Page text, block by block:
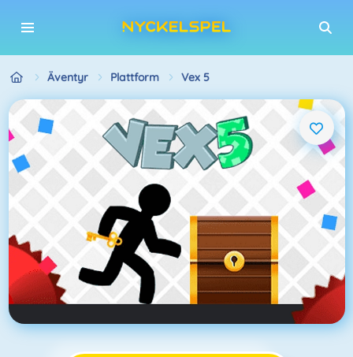
Äventyr Plattform Vex 5